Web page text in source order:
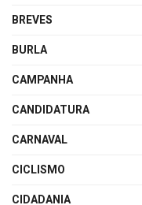
BREVES
BURLA
CAMPANHA
CANDIDATURA
CARNAVAL
CICLISMO
CIDADANIA